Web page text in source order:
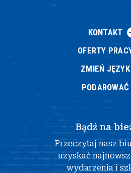
KONTAKT
OFERTY
ZMIEŃ JĘZYK
PODAROWAĆ
Bądź na
Przeczytaj nasz
uzyskać
wydarzenia i